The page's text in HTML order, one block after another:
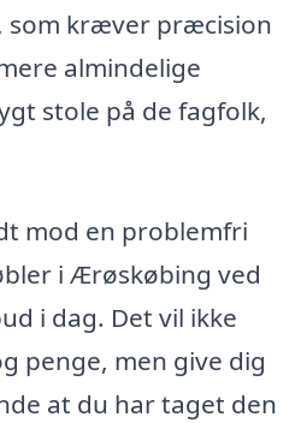
som kræver præcision
almindelige
stole på de fagfolk,
mod en problemfri
i Ærøskøbing ved
i dag. Det vil ikke
penge, men give dig
at du har taget den